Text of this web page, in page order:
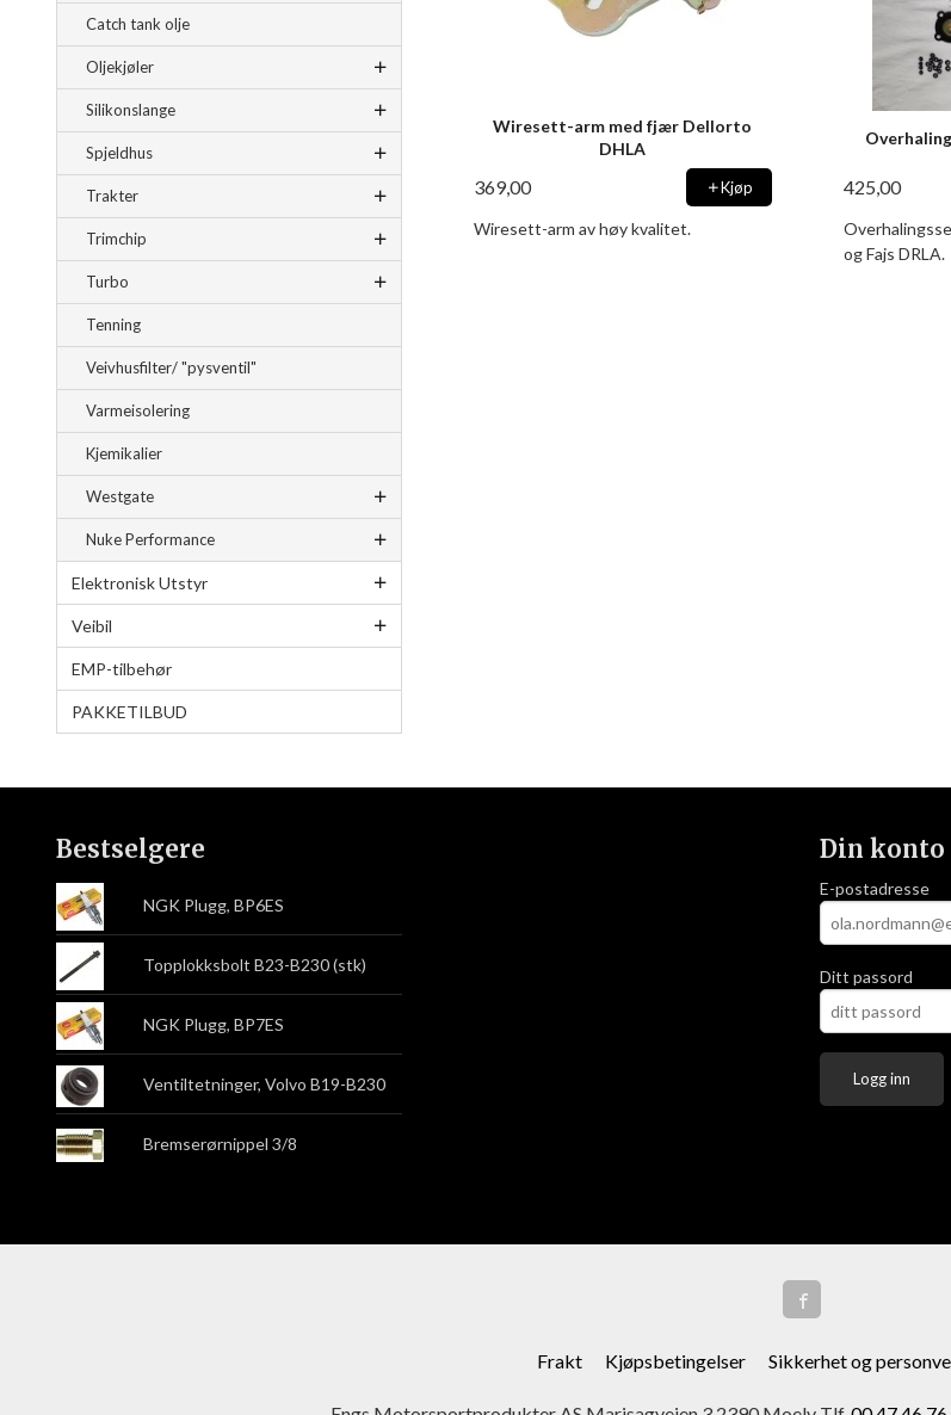
Catch tank olje
Oljekjøler
Silikonslange
Spjeldhus
Trakter
Trimchip
Turbo
Tenning
Veivhusfilter/ "pysventil"
Varmeisolering
Kjemikalier
Westgate
Nuke Performance
Elektronisk Utstyr
Veibil
EMP-tilbehør
PAKKETILBUD
Wiresett-arm med fjær Dellorto
DHLA
369,00 Kjøp
Wiresett-arm av høy kvalitet.
425,00
og Fajs DRLA.
Bestselgere
NGK Plugg, BP6ES
Topplokksbolt B23-B230 (stk)
NGK Plugg, BP7ES
Ventiltetninger, Volvo B19-B230
Bremserørnippel 3/8
Din konto
E-postadresse
Ditt passord
Frakt Kjøpsbetingelser Sikkerhet og